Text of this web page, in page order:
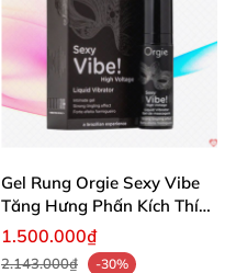
Gel Rung Orgie Sexy Vibe
Tăng Hưng Phấn Kích Thích
Đỉnh Cao
1.500.000₫
2.143.000₫
-30%